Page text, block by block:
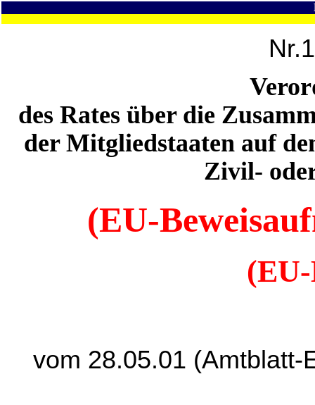
des Rates über die
der Mitgliedstaaten auf
Zivil-
(EU-
vom 28.05.01 (Amtblatt-